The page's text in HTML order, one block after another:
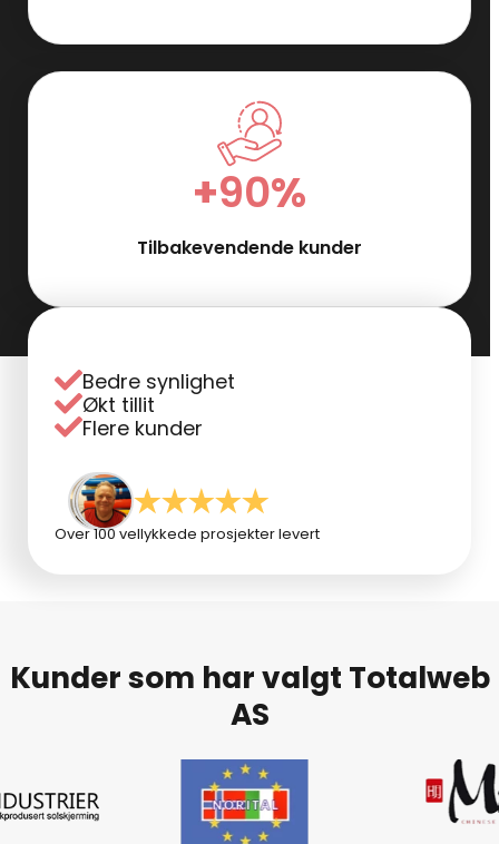
+90%
Tilbakevendende kunder
Bedre synlighet
Økt tillit
Flere kunder
Over 100 vellykkede prosjekter levert
Kunder som har valgt Totalweb
AS